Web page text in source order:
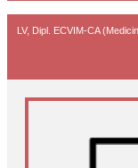
LV, Dipl. ECVIM-CA